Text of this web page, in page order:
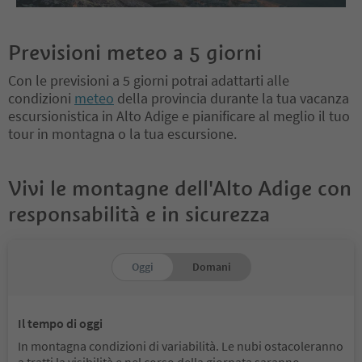
Previsioni meteo a 5 giorni
Con le previsioni a 5 giorni potrai adattarti alle
condizioni meteo della provincia durante la tua vacanza
escursionistica in Alto Adige e pianificare al meglio il tuo
tour in montagna o la tua escursione.
Vivi le montagne dell'Alto Adige con
responsabilità e in sicurezza
Oggi Domani
Il tempo di oggi
In montagna condizioni di variabilità. Le nubi ostacoleranno